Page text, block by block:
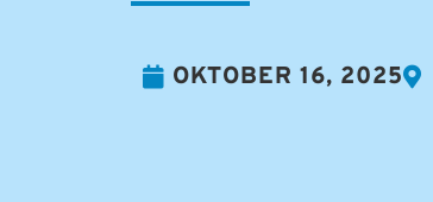
OKTOBER 16, 2025